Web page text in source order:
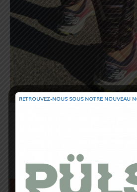
glisser un smart phone.
mais important point
RETROUVEZ-NOUS SOUS NOTRE NOUVEAU